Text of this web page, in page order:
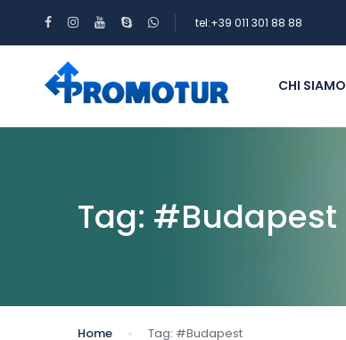
tel:+39 011 301 88 88
CHI SIAMO
Tag: #Budapest
Home Tag: #Budapest